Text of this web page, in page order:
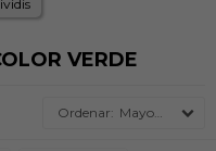
VERDE
Mayor precio